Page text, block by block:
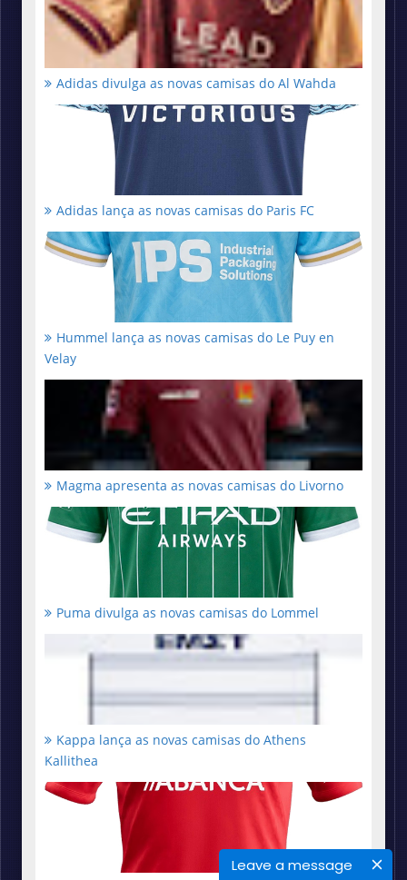
Leave a message
Adidas divulga as novas camisas do Al Wahda
Adidas lança as novas camisas do Paris FC
Hummel lança as novas camisas do Le Puy en
Velay
Magma apresenta as novas camisas do Livorno
Puma divulga as novas camisas do Lommel
Kappa lança as novas camisas do Athens
Kallithea